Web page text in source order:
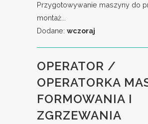
Przygotowywanie maszyny do
montaż...
Dodane: wczoraj
OPERATOR /
OPERATORKA
FORMOWANIA I
ZGRZEWANIA